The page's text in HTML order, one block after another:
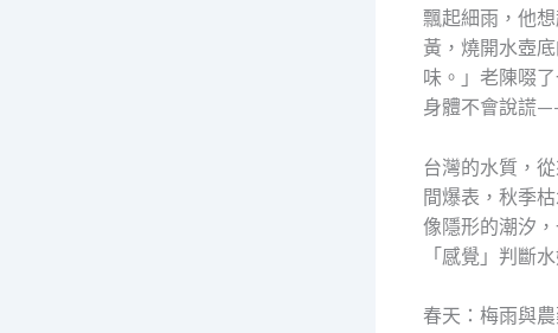
飄起細雨，他
黃，燒開水壺
味。」老陳啜
身體不會說謊
台灣的水質，
間爆表，秋季
像隱形的潮汐
「感覺」判斷
春天：梅雨與